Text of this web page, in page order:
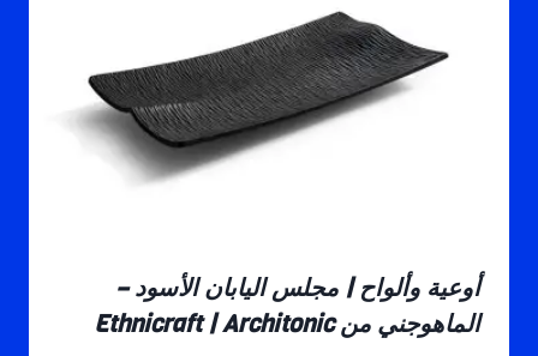
أوعية وألواح | مجلس اليابان الأسود –
الماهوجني من Ethnicraft | Architonic